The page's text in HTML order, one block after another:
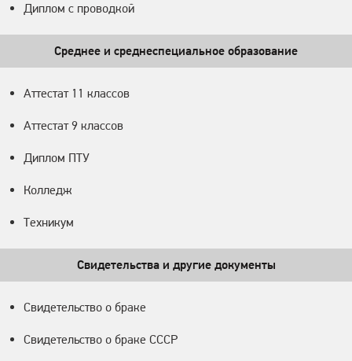
Диплом с проводкой
Среднее и среднеспециальное образование
Аттестат 11 классов
Аттестат 9 классов
Диплом ПТУ
Колледж
Техникум
Свидетельства и другие документы
Свидетельство о браке
Свидетельство о браке СССР